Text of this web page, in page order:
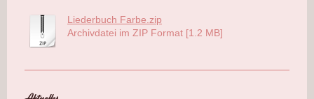
Liederbuch Farbe.zip
Archivdatei im ZIP Format [1.2 MB]